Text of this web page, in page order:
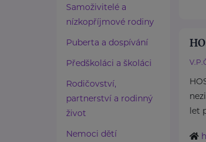
Samoživitelé a
nízkopříjmové rodiny
Puberta a dospívání
Předškoláci a školáci
Rodičovství,
partnerství a rodinný
život
Nemoci dětí
let